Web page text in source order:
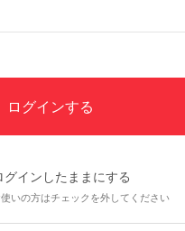
グインしたままにする
いの方はチェックを外してください